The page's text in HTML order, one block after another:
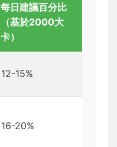
每日建議百分比
（基於2000大
卡）
12-15%
16-20%